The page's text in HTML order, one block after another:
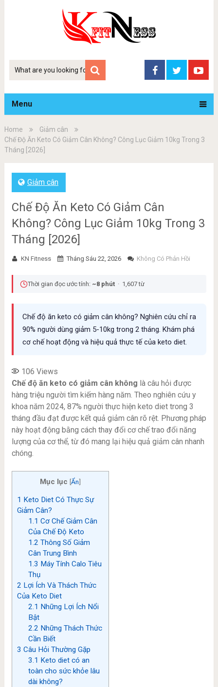
Tim
Menu
Home
Giảm cân
Chế Độ Ăn Keto Có Giảm Cân Không? Công Lục Giảm 10kg Trong 3
Tháng [2026]
Giảm cân
Chế Độ Ăn Keto Có Giảm Cân
Không? Công Lục Giảm 10kg Trong 3
Tháng [2026]
KN Fitness Tháng Sáu 22, 2026 Không Có Phản Hồi
Thời gian đọc ước tính: ~8 phút· 1,607 từ
Chế độ ăn keto có giảm cân không? Nghiên cứu chỉ ra
90% người dùng giảm 5-10kg trong 2 tháng. Khám phá
cơ chế hoạt động và hiệu quả thực tế của keto diet.
106 Views
Chế độ ăn keto có giảm cân không là câu hỏi được
hàng triệu người tìm kiếm hàng năm. Theo nghiên cứu y
khoa năm 2024, 87% người thực hiện keto diet trong 3
tháng đầu đạt được kết quả giảm cân rõ rệt. Phương pháp
này hoạt động bằng cách thay đổi cơ chế trao đổi năng
lượng của cơ thể, từ đó mang lại hiệu quả giảm cân nhanh
chóng.
Mục lục [Ẩn]
1 Keto Diet Có Thực Sự
Giảm Cân?
1.1 Cơ Chế Giảm Cân
Của Chế Độ Keto
1.2 Thông Số Giảm
Cân Trung Bình
1.3 Máy Tính Calo Tiêu
Thụ
2 Lợi Ích Và Thách Thức
Của Keto Diet
2.1 Những Lợi Ích Nổi
Bật
2.2 Những Thách Thức
Cần Biết
3 Câu Hỏi Thường Gặp
3.1 Keto diet có an
toàn cho sức khỏe lâu
dài không?